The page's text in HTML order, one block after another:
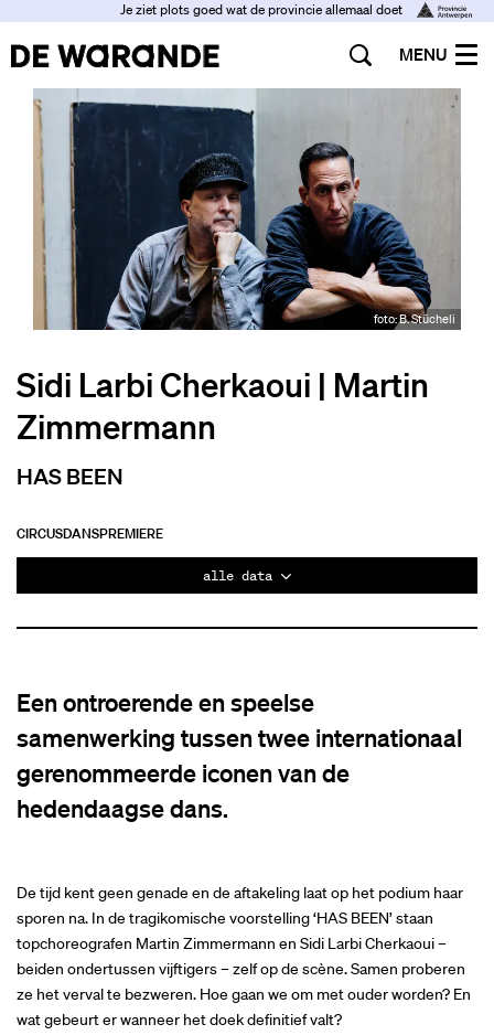
Je ziet plots goed wat de provincie allemaal doet
MENU
foto: B. Stücheli
Sidi Larbi Cherkaoui | Martin
Zimmermann
HAS BEEN
CIRCUSDANSPREMIÈRE
alle data
Een ontroerende en speelse
samenwerking tussen twee internationaal
gerenommeerde iconen van de
hedendaagse dans.
De tijd kent geen genade en de aftakeling laat op het podium haar
sporen na. In de tragikomische voorstelling ‘HAS BEEN’ staan
topchoreografen Martin Zimmermann en Sidi Larbi Cherkaoui –
beiden ondertussen vijftigers – zelf op de scène. Samen proberen
ze het verval te bezweren. Hoe gaan we om met ouder worden? En
wat gebeurt er wanneer het doek definitief valt?